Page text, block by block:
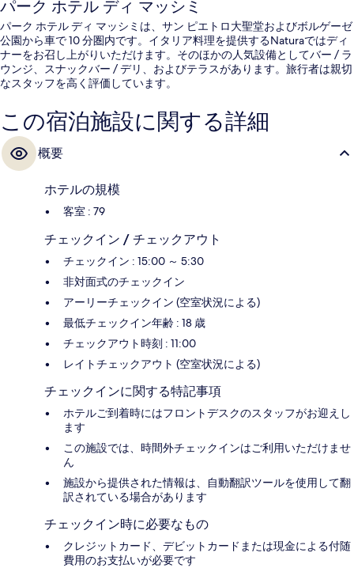
パーク ホテル ディ マッシミ
パーク ホテル ディ マッシミは、サン ピエトロ大聖堂およびボルゲーゼ
公園から車で 10 分圏内です。イタリア料理を提供するNaturaではディ
ナーをお召し上がりいただけます。そのほかの人気設備としてバー / ラ
ウンジ、スナックバー / デリ、およびテラスがあります。旅行者は親切
なスタッフを高く評価しています。
この宿泊施設に関する詳細
概要
ホテルの規模
客室 : 79
チェックイン / チェックアウト
チェックイン : 15:00 ～ 5:30
非対面式のチェックイン
アーリーチェックイン (空室状況による)
最低チェックイン年齢 : 18 歳
チェックアウト時刻 : 11:00
レイトチェックアウト (空室状況による)
チェックインに関する特記事項
ホテルご到着時にはフロントデスクのスタッフがお迎えし
ます
この施設では、時間外チェックインはご利用いただけませ
ん
施設から提供された情報は、自動翻訳ツールを使用して翻
訳されている場合があります
チェックイン時に必要なもの
クレジットカード、デビットカードまたは現金による付随
費用のお支払いが必要です